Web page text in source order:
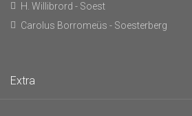
H. Willibrord - Soest
Carolus Borromeüs - Soesterberg
Extra